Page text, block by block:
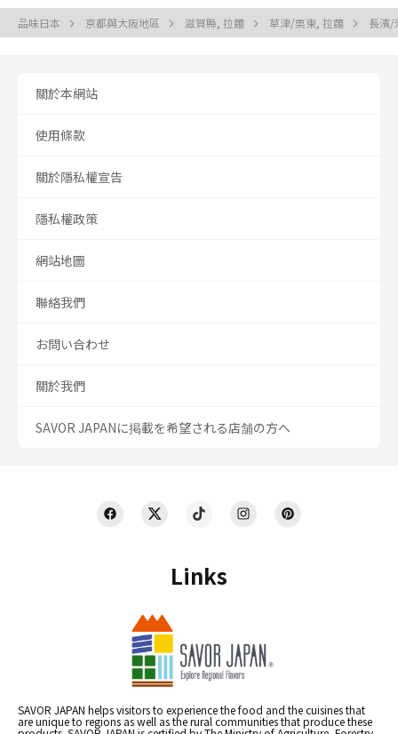
品味日本 京都與大阪地區 滋賀縣, 拉麵 草津/栗東, 拉麵 長濱/
Links
SAVOR JAPAN helps visitors to experience the food and the cuisines that
are unique to regions as well as the rural communities that produce these
關於本網站
使用條款
關於隱私權宣告
隱私權政策
網站地圖
聯絡我們
お問い合わせ
關於我們
SAVOR JAPANに掲載を希望される店舗の方へ